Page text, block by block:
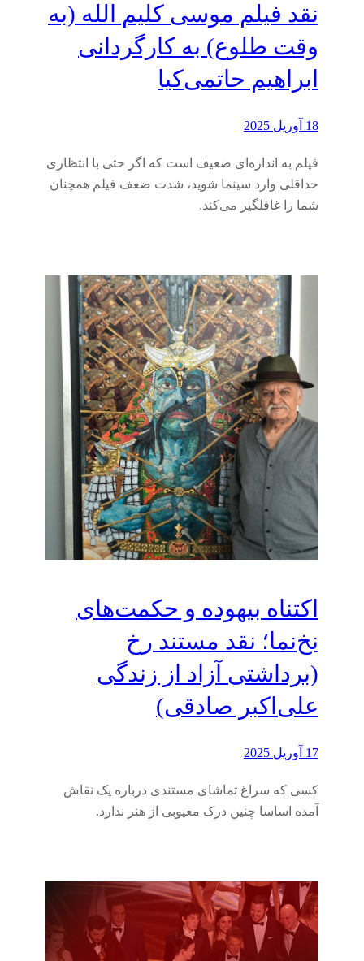
نقد فیلم موسی کلیم الله (به
وقت طلوع) به کارگردانی
ابراهیم حاتمی‌کیا
18 آوریل 2025
فیلم به اندازه‌ای ضعیف است که اگر حتی با انتظاری
حداقلی وارد سینما شوید، شدت ضعف فیلم همچنان
شما را غافلگیر می‌کند.
اکتناه بیهوده و حکمت‌های
نخ‌نما؛ نقد مستند رخ
(برداشتی آزاد از زندگی
علی‌اکبر صادقی)
17 آوریل 2025
کسی که سراغ تماشای مستندی درباره یک نقاش
آمده اساسا چنین درک معیوبی از هنر ندارد.